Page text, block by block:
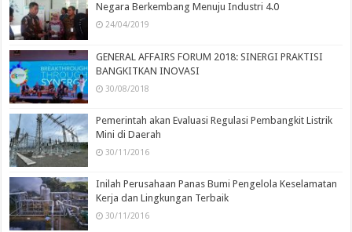
Negara Berkembang Menuju Industri 4.0
24/04/2019
GENERAL AFFAIRS FORUM 2018: SINERGI PRAKTISI
BANGKITKAN INOVASI
30/08/2018
Pemerintah akan Evaluasi Regulasi Pembangkit Listrik
Mini di Daerah
30/11/2016
Inilah Perusahaan Panas Bumi Pengelola Keselamatan
Kerja dan Lingkungan Terbaik
30/11/2016